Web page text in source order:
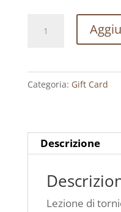
lezione
“Throwing
for
con
pernottamento
quantità
Categoria: Gift Card
Descrizione
Lezione di